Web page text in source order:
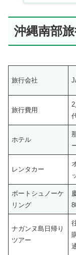
沖縄南部
旅行会社
旅行費用
ホテル
レンタカー
ボートシュノーケ
リング
ナガンヌ島日帰り
ツアー